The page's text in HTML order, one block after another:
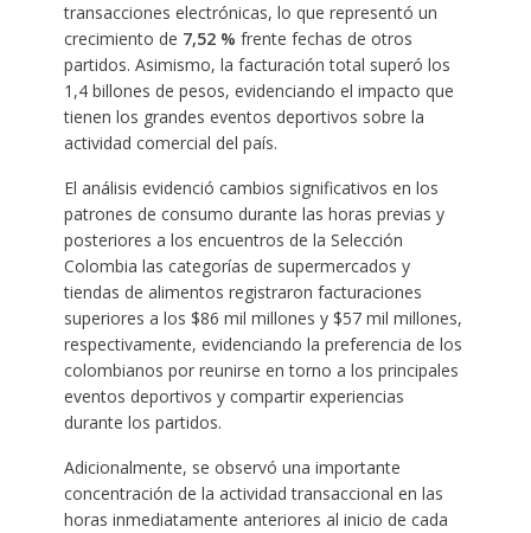
transacciones electrónicas, lo que representó un
crecimiento de 7,52 % frente fechas de otros
partidos. Asimismo, la facturación total superó los
1,4 billones de pesos, evidenciando el impacto que
tienen los grandes eventos deportivos sobre la
actividad comercial del país.
El análisis evidenció cambios significativos en los
patrones de consumo durante las horas previas y
posteriores a los encuentros de la Selección
Colombia las categorías de supermercados y
tiendas de alimentos registraron facturaciones
superiores a los $86 mil millones y $57 mil millones,
respectivamente, evidenciando la preferencia de los
colombianos por reunirse en torno a los principales
eventos deportivos y compartir experiencias
durante los partidos.
Adicionalmente, se observó una importante
concentración de la actividad transaccional en las
horas inmediatamente anteriores al inicio de cada